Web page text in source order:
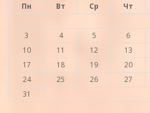
Пн Вт Ср Чт
3
4 5 6
10
11 12 13
17
18 19 20
24
25 26 27
31